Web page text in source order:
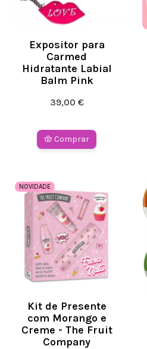
Expositor para
Carmed
Hidratante Labial
Balm Pink
39,00 €
Comprar
NOVIDADE
Kit de Presente
com Morango e
Creme - The Fruit
Company